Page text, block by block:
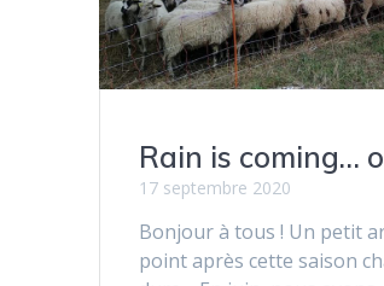
Rain is coming…
17 septembre 2020
Bonjour à tous ! Un petit
point après cette saison